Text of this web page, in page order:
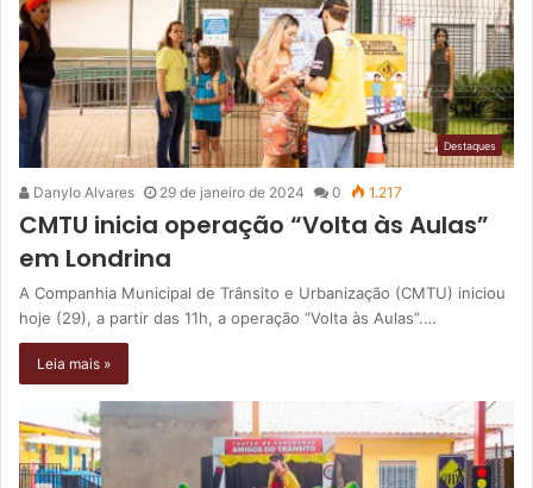
Destaques
Danylo Alvares 29 de janeiro de 2024 0 1.217
CMTU inicia operação “Volta às Aulas”
em Londrina
A Companhia Municipal de Trânsito e Urbanização (CMTU) iniciou
hoje (29), a partir das 11h, a operação “Volta às Aulas”.…
Leia mais »